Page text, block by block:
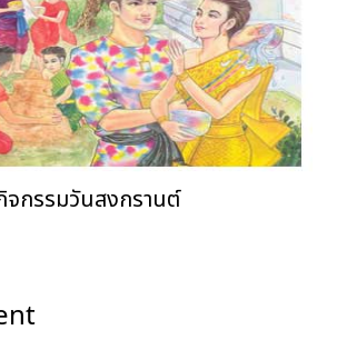
จกรรมวันสงกรานต์